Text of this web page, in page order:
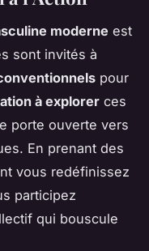
moderne est
sont invités à
pour
à explorer ces
porte ouverte vers
En prenant des
vous redéfinissez
participez
qui bouscule